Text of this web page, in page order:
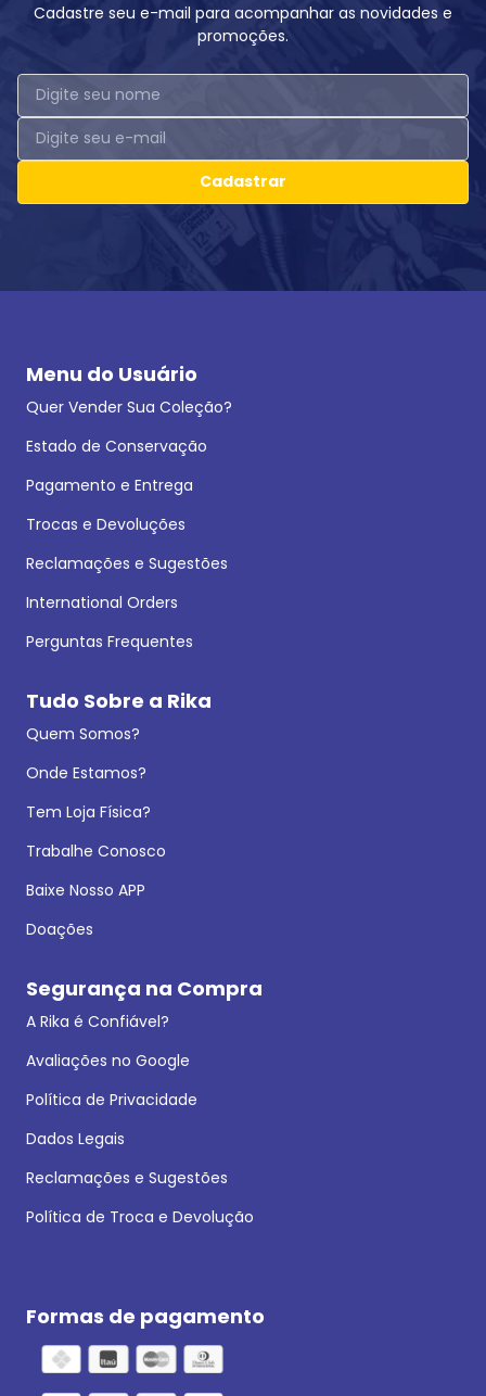
Cadastre seu e-mail para acompanhar as novidades e
promoções.
Cadastrar
Menu do Usuário
Quer Vender Sua Coleção?
Estado de Conservação
Pagamento e Entrega
Trocas e Devoluções
Reclamações e Sugestões
International Orders
Perguntas Frequentes
Tudo Sobre a Rika
Quem Somos?
Onde Estamos?
Tem Loja Física?
Trabalhe Conosco
Baixe Nosso APP
Doações
Segurança na Compra
A Rika é Confiável?
Avaliações no Google
Política de Privacidade
Dados Legais
Reclamações e Sugestões
Política de Troca e Devolução
Formas de pagamento